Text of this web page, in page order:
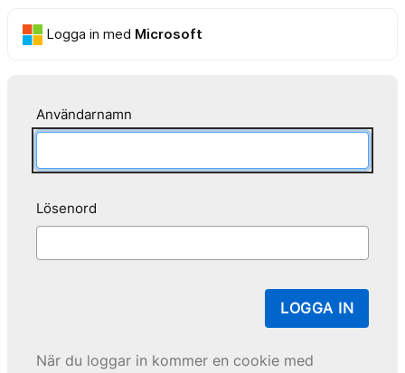
Logga in med Microsoft
Användarnamn
Lösenord
LOGGA IN
När du loggar in kommer en cookie med